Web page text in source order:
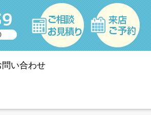
問い合わせ